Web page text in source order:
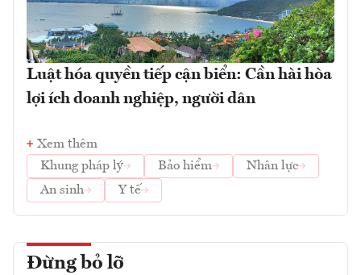
Luật hóa quyền tiếp cận biển: Cần hài hòa
lợi ích doanh nghiệp, người dân
Xem thêm
Khung pháp lý
Bảo hiểm
Nhân lực
An sinh
Y tế
Đừng bỏ lỡ